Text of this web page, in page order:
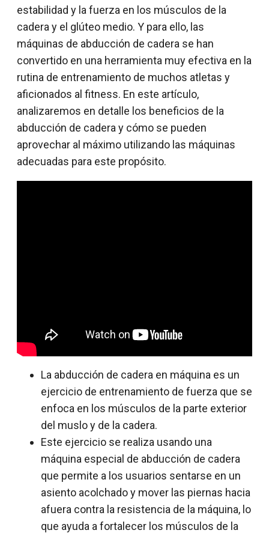
estabilidad y la fuerza en los músculos de la
cadera y el glúteo medio. Y para ello, las
máquinas de abducción de cadera se han
convertido en una herramienta muy efectiva en la
rutina de entrenamiento de muchos atletas y
aficionados al fitness. En este artículo,
analizaremos en detalle los beneficios de la
abducción de cadera y cómo se pueden
aprovechar al máximo utilizando las máquinas
adecuadas para este propósito.
La abducción de cadera en máquina es un
ejercicio de entrenamiento de fuerza que se
enfoca en los músculos de la parte exterior
del muslo y de la cadera.
Este ejercicio se realiza usando una
máquina especial de abducción de cadera
que permite a los usuarios sentarse en un
asiento acolchado y mover las piernas hacia
afuera contra la resistencia de la máquina, lo
que ayuda a fortalecer los músculos de la